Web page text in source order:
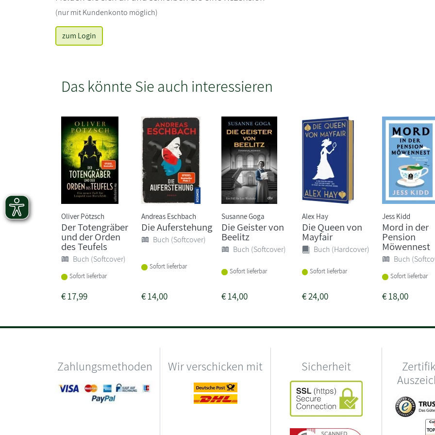
(nur mit Kundenkonto möglich)
zum Login
Das könnte Sie auch interessieren
Oliver Pötzsch
Der Totengräber
und der Orden
des Teufels
Buch (Softcover)
Sofort lieferbar
€17,99
Andreas Eschbach
Die Auferstehung
Buch (Softcover)
Sofort lieferbar
€14,00
Susanne Goga
Die Geister von
Beelitz
Buch (Softcover)
Sofort lieferbar
€14,00
Alex Hay
Die Queen von
Mayfair
Buch (Hardcover)
Sofort lieferbar
€24,00
Jess Kidd
Mord in der
Pension
Möwennest
Buch
Sofort lieferbar
€18,00
Zahlungsmethoden Wir verschicken mit Sicherheit